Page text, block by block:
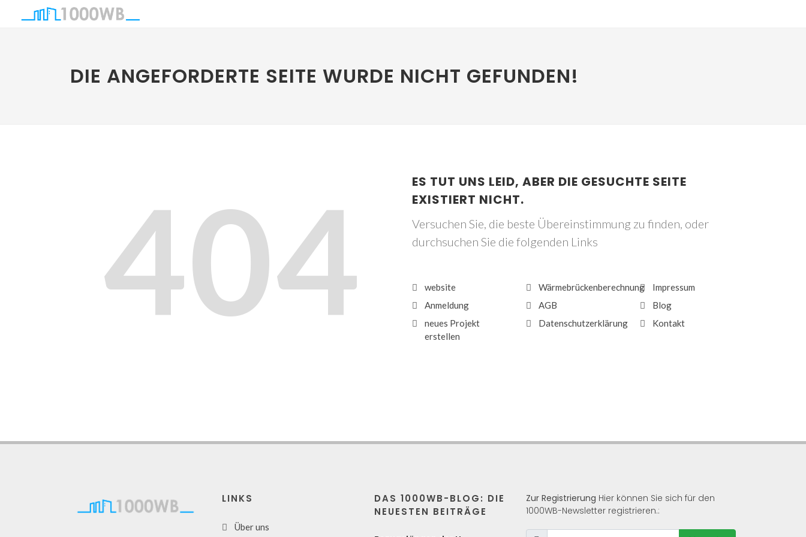
DIE ANGEFORDERTE SEITE WURDE NICHT GEFUNDEN!
404
ES TUT UNS LEID, ABER DIE GESUCHTE SEITE
EXISTIERT NICHT.
Versuchen Sie, die beste Übereinstimmung zu finden, oder
durchsuchen Sie die folgenden Links
website
Anmeldung
neues Projekt
erstellen
Wärmebrückenberechnung
AGB
Datenschutzerklärung
Impressum
Blog
Kontakt
LINKS
Über uns
DAS 1000WB-BLOG: DIE
NEUESTEN BEITRÄGE
Zur Registrierung Hier können Sie sich für den
1000WB-Newsletter registrieren.: